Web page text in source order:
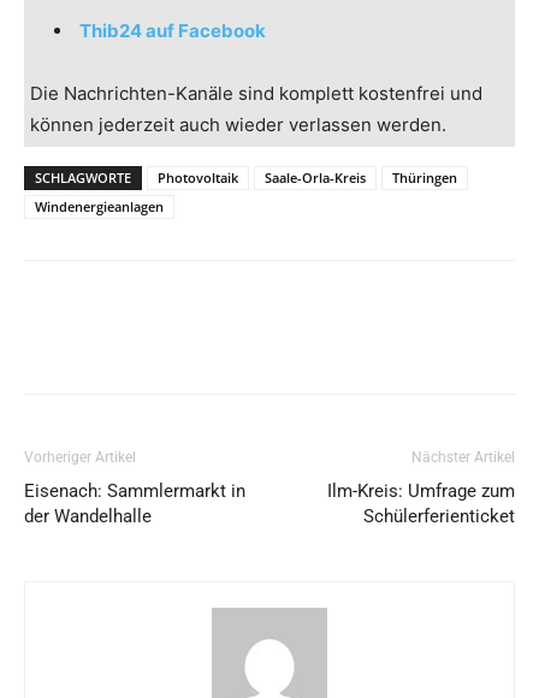
Thib24 auf Facebook
Die Nachrichten-Kanäle sind komplett kostenfrei und
können jederzeit auch wieder verlassen werden.
SCHLAGWORTE Photovoltaik Saale-Orla-Kreis
Thüringen
Windenergieanlagen
Vorheriger Artikel
Eisenach: Sammlermarkt in
der Wandelhalle
Nächster Artikel
Ilm-Kreis: Umfrage zum
Schülerferienticket